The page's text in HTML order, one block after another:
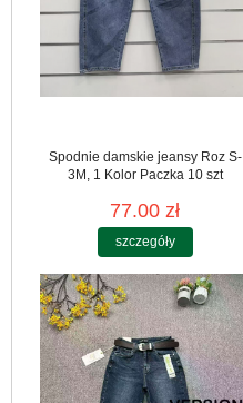
Spodnie damskie jeansy Roz S-
3M, 1 Kolor Paczka 10 szt
77.00 zł
szczegóły